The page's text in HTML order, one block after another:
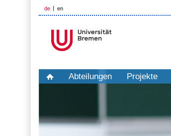
de en
Abteilungen Projekte